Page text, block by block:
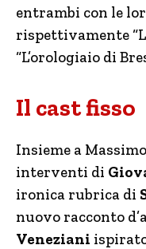
entrambi con le
rispettivamente
“L’orologiaio di
Il cast fisso
Insieme a
interventi di
ironica rubrica di
nuovo racconto
Veneziani